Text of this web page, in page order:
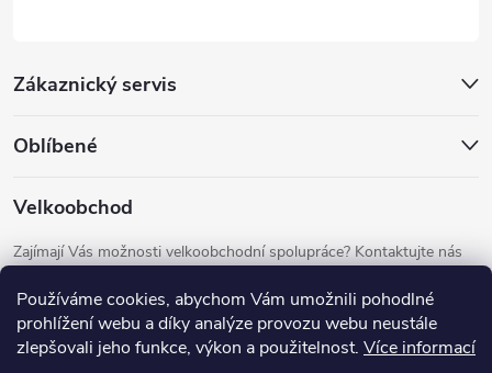
Používáme cookies, abychom Vám umožnili pohodlné
prohlížení webu a díky analýze provozu webu neustále
zlepšovali jeho funkce, výkon a použitelnost. Více informací
Zákaznický servis
Oblíbené
Velkoobchod
Zajímají Vás možnosti velkoobchodní spolupráce? Kontaktujte nás